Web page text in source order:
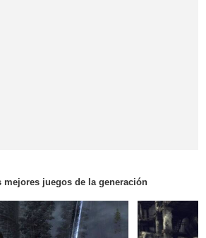
mejores juegos de la generación